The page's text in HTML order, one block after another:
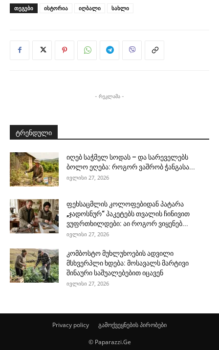
ᲗᲔᲒᲔᲑᲘ ისტორია იღბალი სახლი
- რეკლამა -
ტრენდული
იღებ საჭმელ სოდას – და სარეველებს
ბოლო ეღება: როგორ ვაშრობ ჭანგასა...
ივლისი 27, 2026
ფეხსაცმლის კოლოფებიდან პატარა
„ჯადოსნურ“ პაკეტებს თვალის ჩინივით
ვუფრთხილდები: აი როგორ ვიყენებ...
ივლისი 27, 2026
კომბოსტო მუხლუხოების ადვილი
მსხვერპლი ხდება: მოსავალს მარტივი
შინაური საშუალებებით იცავენ
ივლისი 27, 2026
Privacy policy გამოქვეყნების პირობები
© Paparazzi.Ge